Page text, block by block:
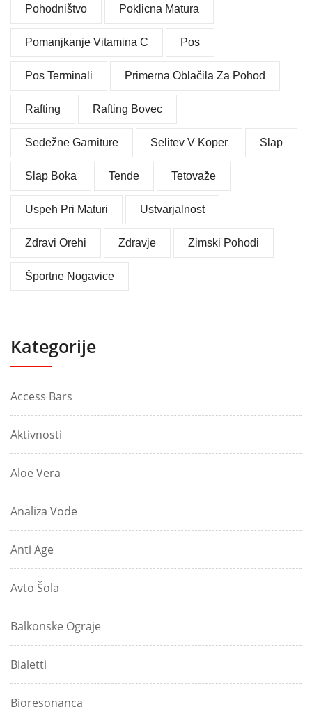
Pohodništvo Poklicna Matura
Pomanjkanje Vitamina C Pos
Pos Terminali Primerna Oblačila Za Pohod
Rafting Rafting Bovec
Sedežne Garniture Selitev V Koper Slap
Slap Boka Tende Tetovaže
Uspeh Pri Maturi Ustvarjalnost
Zdravi Orehi Zdravje Zimski Pohodi
Športne Nogavice
Kategorije
Access Bars
Aktivnosti
Aloe Vera
Analiza Vode
Anti Age
Avto Šola
Balkonske Ograje
Bialetti
Bioresonanca